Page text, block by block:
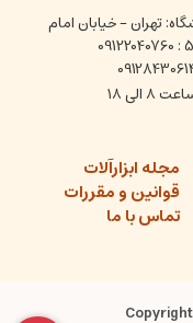
تهران - خیابان امام
الی ۱۸
مجله ابزارآلات
قوانین و مقررات
تماس با ما